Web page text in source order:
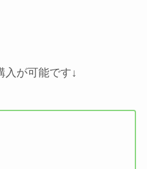
入が可能です↓